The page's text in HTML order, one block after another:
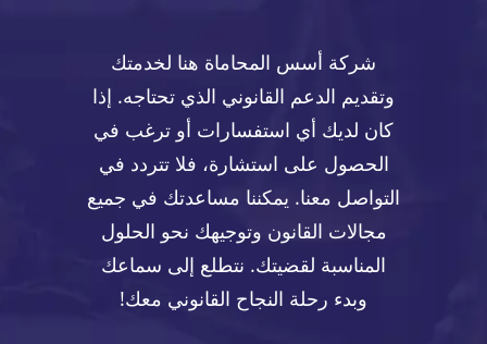
شركة أسس المحاماة هنا لخدمتك
وتقديم الدعم القانوني الذي تحتاجه. إذا
كان لديك أي استفسارات أو ترغب في
الحصول على استشارة، فلا تتردد في
التواصل معنا. يمكننا مساعدتك في جميع
مجالات القانون وتوجيهك نحو الحلول
المناسبة لقضيتك. نتطلع إلى سماعك
وبدء رحلة النجاح القانوني معك!